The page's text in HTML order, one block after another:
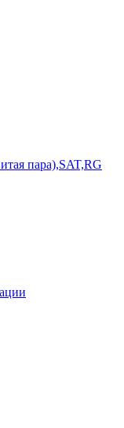
пара),SAT,RG